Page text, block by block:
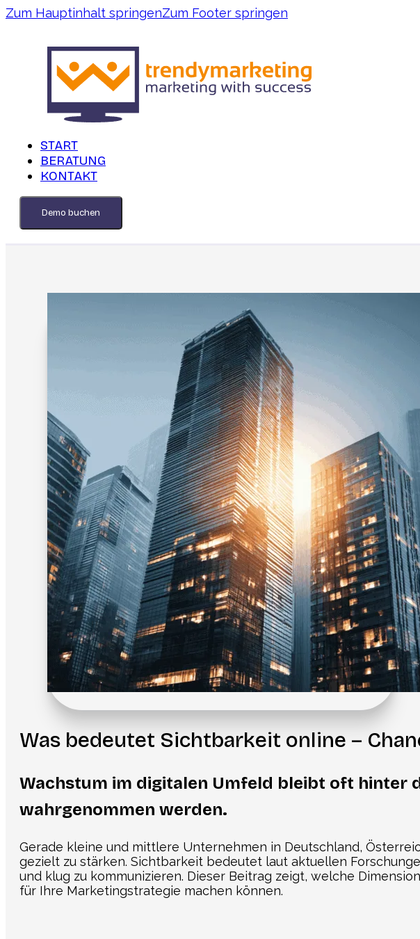
Zum Hauptinhalt springenZum Footer springen
START
BERATUNG
KONTAKT
Demo buchen
Was bedeutet Sichtbarkeit online –
Wachstum im digitalen Umfeld bleibt oft hinter
wahrgenommen werden.
Gerade kleine und mittlere Unternehmen in Deutschland,
gezielt zu stärken. Sichtbarkeit bedeutet laut aktuellen
und klug zu kommunizieren. Dieser Beitrag zeigt, welche
für Ihre Marketingstrategie machen können.